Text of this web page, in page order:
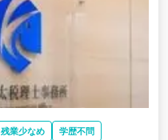
残業少なめ
学歴不問